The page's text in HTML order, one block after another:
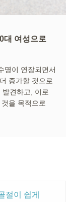
대 여성으로
명이 연장되면서
증가할 것으로
견하고, 이로
을 목적으로
절이 쉽게